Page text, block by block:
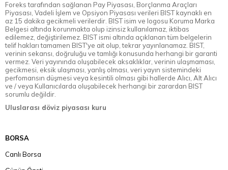
Foreks tarafından sağlanan Pay Piyasası, Borçlanma Araçları
Piyasası, Vadeli İşlem ve Opsiyon Piyasası verileri BIST kaynaklı en
az 15 dakika gecikmeli verilerdir. BIST isim ve logosu Koruma Marka
Belgesi altında korunmakta olup izinsiz kullanılamaz, iktibas
edilemez, değiştirilemez. BIST ismi altında açıklanan tüm belgelerin
telif hakları tamamen BIST'ye ait olup, tekrar yayınlanamaz. BIST,
verinin sekansı, doğruluğu ve tamlığı konusunda herhangi bir garanti
vermez. Veri yayınında oluşabilecek aksaklıklar, verinin ulaşmaması,
gecikmesi, eksik ulaşması, yanlış olması, veri yayın sistemindeki
perfomansın düşmesi veya kesintili olması gibi hallerde Alıcı, Alt Alıcı
ve / veya Kullanıcılarda oluşabilecek herhangi bir zarardan BIST
sorumlu değildir.
Uluslarası döviz piyasası kuru
BORSA
Canlı Borsa